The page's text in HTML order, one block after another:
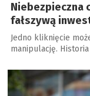
Niebezpieczna
fałszywą
Jedno kliknięcie
manipulację.
a